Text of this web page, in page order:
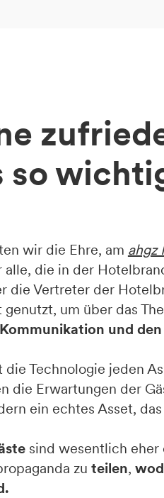
so
wir die Ehre, am ahgz
alle, die in der
die Vertreter der
um über das
und
Technologie jeden
die Erwartungen der
ein echtes Asset,
sind wesentlich eher
zu teilen,